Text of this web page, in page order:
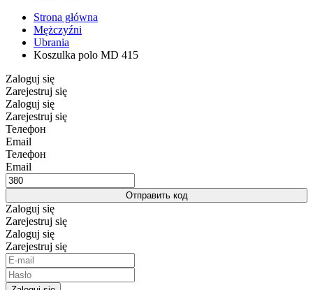
Strona główna
Mężczyźni
Ubrania
Koszulka polo MD 415
Zaloguj się
Zarejestruj się
Zaloguj się
Zarejestruj się
Телефон
Email
Телефон
Email
Отправить код
Zaloguj się
Zarejestruj się
Zaloguj się
Zarejestruj się